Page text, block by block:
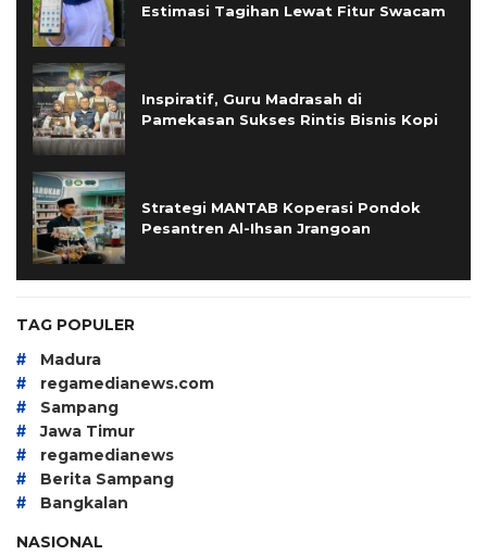
Estimasi Tagihan Lewat Fitur Swacam
Inspiratif, Guru Madrasah di
Pamekasan Sukses Rintis Bisnis Kopi
Strategi MANTAB Koperasi Pondok
Pesantren Al-Ihsan Jrangoan
TAG POPULER
# Madura
# regamedianews.com
# Sampang
# Jawa Timur
# regamedianews
# Berita Sampang
#
Bangkalan
NASIONAL